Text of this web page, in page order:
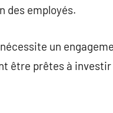
des employés.
un
être prêtes à